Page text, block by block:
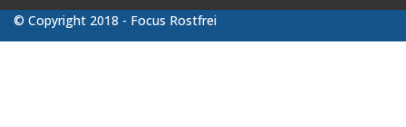
© Copyright 2018 - Focus Rostfrei